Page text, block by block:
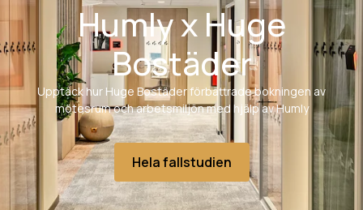
Humly x Huge
Bostäder
Upptäck hur Huge Bostäder förbättrade bokningen av
mötesrum och arbetsmiljön med hjälp av Humly
Hela fallstudien